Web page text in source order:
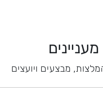
מבצעים ויועצים